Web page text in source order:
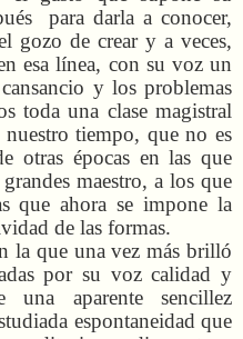
para darla a conocer,
gozo de crear y a veces,
esa línea, con su voz un
y los problemas
toda una clase magistral
tiempo, que no es
otras épocas en las que
maestro, a los que
que ahora se impone la
de las formas.
la que una vez más brilló
por su voz calidad y
aparente sencillez
espontaneidad que